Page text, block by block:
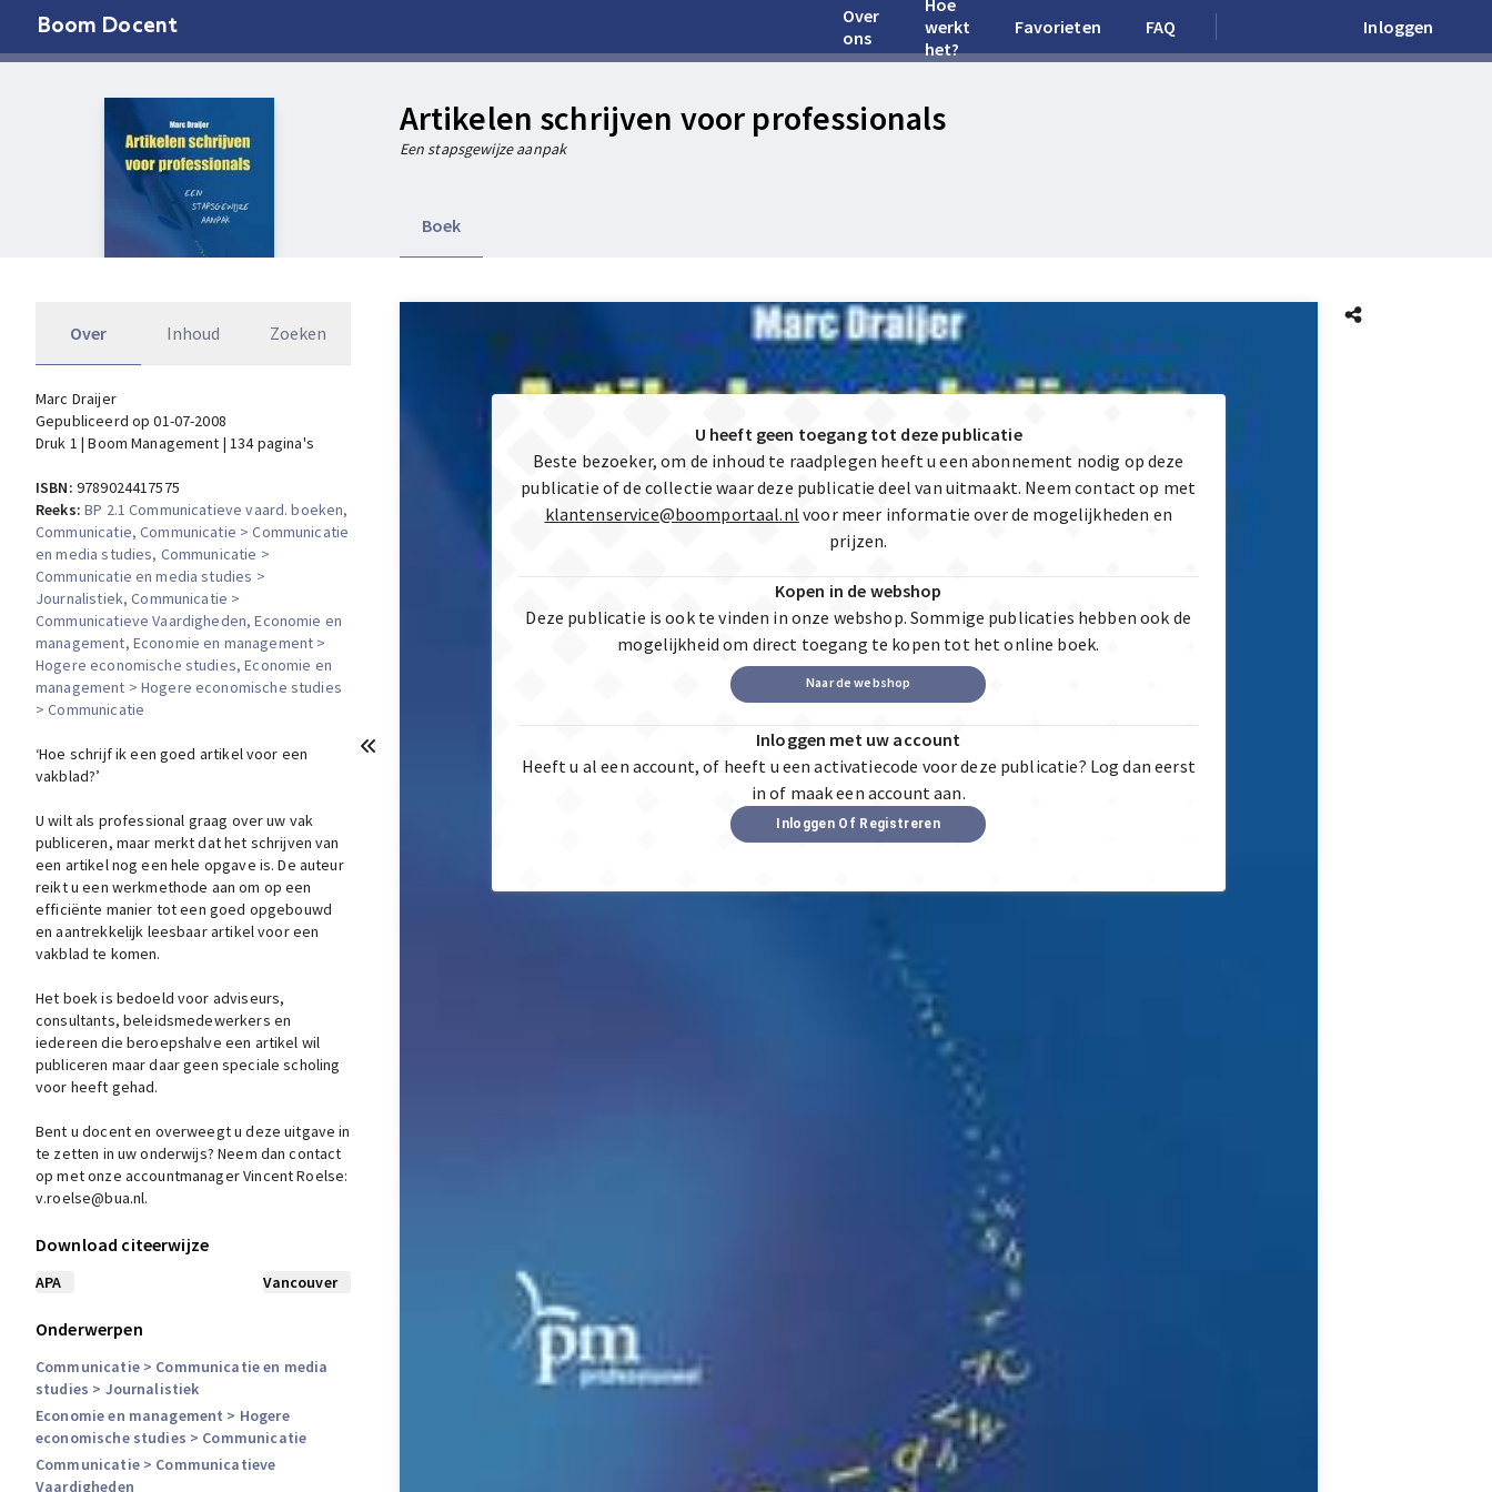
Boom Docent
Over
ons
Hoe
werkt
het?
Favorieten FAQ Inloggen
Artikelen schrijven voor professionals
Een stapsgewijze aanpak
Boek
Over Inhoud Zoeken
Marc Draijer
Gepubliceerd op 01-07-2008
Druk 1 | Boom Management | 134 pagina's
ISBN: 9789024417575
Reeks:BP 2.1 Communicatieve vaard. boeken,
Communicatie, Communicatie > Communicatie
en media studies, Communicatie >
Communicatie en media studies >
Journalistiek, Communicatie >
Communicatieve Vaardigheden, Economie en
management, Economie en management >
Hogere economische studies, Economie en
management > Hogere economische studies
> Communicatie
‘Hoe schrijf ik een goed artikel voor een
vakblad?’
U wilt als professional graag over uw vak
publiceren, maar merkt dat het schrijven van
een artikel nog een hele opgave is. De auteur
reikt u een werkmethode aan om op een
efficiënte manier tot een goed opgebouwd
en aantrekkelijk leesbaar artikel voor een
vakblad te komen.
Het boek is bedoeld voor adviseurs,
consultants, beleidsmedewerkers en
iedereen die beroepshalve een artikel wil
publiceren maar daar geen speciale scholing
voor heeft gehad.
Bent u docent en overweegt u deze uitgave in
te zetten in uw onderwijs? Neem dan contact
op met onze accountmanager Vincent Roelse:
v.roelse@bua.nl.
Download citeerwijze
APA Vancouver
Onderwerpen
Communicatie> Communicatie en media
studies > Journalistiek
Economie en management > Hogere
economische studies > Communicatie
Communicatie> Communicatieve
Vaardigheden
U heeft geen toegang tot deze publicatie
Beste bezoeker, om de inhoud te raadplegen heeft u een abonnement nodig op deze
publicatie of de collectie waar deze publicatie deel van uitmaakt. Neem contact op met
klantenservice@boomportaal.nl voor meer informatie over de mogelijkheden en
prijzen.
Kopen in de webshop
Deze publicatie is ook te vinden in onze webshop. Sommige publicaties hebben ook de
mogelijkheid om direct toegang te kopen tot het online boek.
Naar de webshop
Inloggen met uw account
Heeft u al een account, of heeft u een activatiecode voor deze publicatie? Log dan eerst
in of maak een account aan.
Inloggen Of Registreren